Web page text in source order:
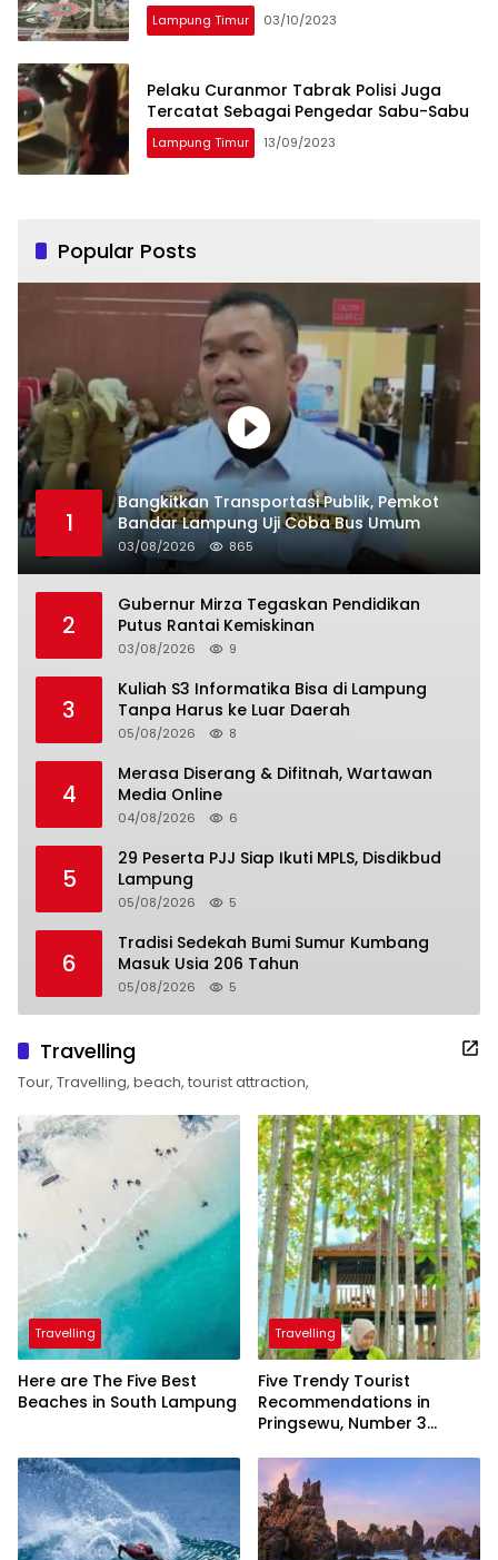
Lampung Timur 03/10/2023
Pelaku Curanmor Tabrak Polisi Juga
Tercatat Sebagai Pengedar Sabu-Sabu
Lampung Timur 13/09/2023
Popular Posts
1
Bangkitkan Transportasi Publik, Pemkot
Bandar Lampung Uji Coba Bus Umum
03/08/2026 865
2
Gubernur Mirza Tegaskan Pendidikan
Putus Rantai Kemiskinan
03/08/2026 9
3
Kuliah S3 Informatika Bisa di Lampung
Tanpa Harus ke Luar Daerah
05/08/2026 8
4
Merasa Diserang & Difitnah, Wartawan
Media Online
04/08/2026 6
5
29 Peserta PJJ Siap Ikuti MPLS, Disdikbud
Lampung
05/08/2026 5
6
Tradisi Sedekah Bumi Sumur Kumbang
Masuk Usia 206 Tahun
05/08/2026 5
Travelling
Tour, Travelling, beach, tourist attraction,
Travelling
Here are The Five Best
Beaches in South Lampung
Travelling
Five Trendy Tourist
Recommendations in
Pringsewu, Number 3
President